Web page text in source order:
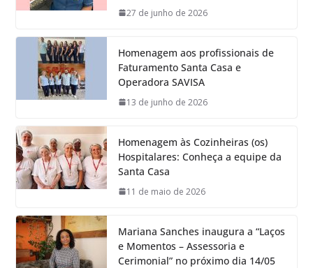
27 de junho de 2026
Homenagem aos profissionais de
Faturamento Santa Casa e
Operadora SAVISA
13 de junho de 2026
Homenagem às Cozinheiras (os)
Hospitalares: Conheça a equipe da
Santa Casa
11 de maio de 2026
Mariana Sanches inaugura a “Laços
e Momentos – Assessoria e
Cerimonial” no próximo dia 14/05